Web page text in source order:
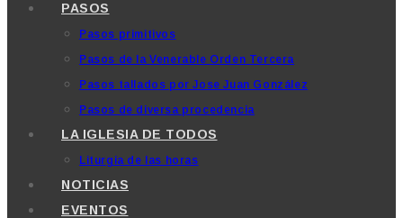
PASOS
Pasos primitivos
Pasos de la Venerable Orden Tercera
Pasos tallados por Jose Juan González
Pasos de diversa procedencia
LA IGLESIA DE TODOS
Liturgia de las horas
NOTICIAS
EVENTOS